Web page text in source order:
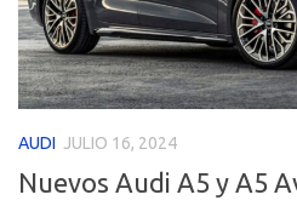
AUDI JULIO 16, 2024
Nuevos Audi A5 y A5